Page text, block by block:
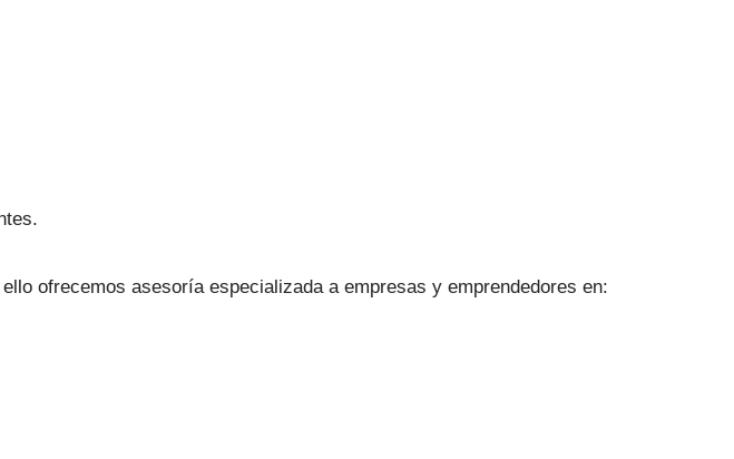
ofrecemos asesoría especializada a empresas y emprendedores en: